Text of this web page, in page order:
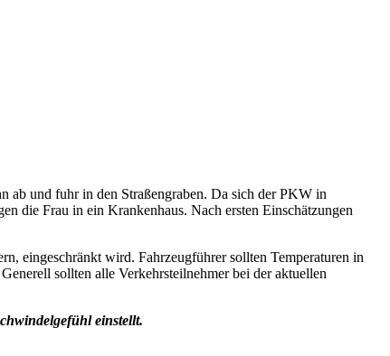
ab und fuhr in den Straßengraben. Da sich der PKW in
die Frau in ein Krankenhaus. Nach ersten Einschätzungen
eingeschränkt wird. Fahrzeugführer sollten Temperaturen in
sollten alle Verkehrsteilnehmer bei der aktuellen
einstellt.